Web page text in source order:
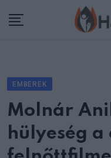
EMBEREK
Molnár
hülyeség